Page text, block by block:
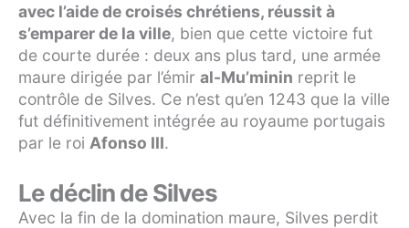
avec l’aide de croisés chrétiens, réussit à
s’emparer de la ville, bien que cette victoire fut
de courte durée : deux ans plus tard, une armée
maure dirigée par l’émir al-Mu’minin reprit le
contrôle de Silves. Ce n’est qu’en 1243 que la ville
fut définitivement intégrée au royaume portugais
par le roi Afonso III.
Le déclin de Silves
Avec la fin de la domination maure, Silves perdit